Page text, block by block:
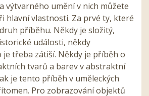
výtvarného umění v nich můžete
hlavní vlastnosti. Za prvé ty, které
příběhu. Někdy je složitý,
události, někdy
je třeba zátiší. Někdy je příběh o
tvarů a barev v abstraktní
je tento příběh v uměleckých
Pro zobrazování objektů